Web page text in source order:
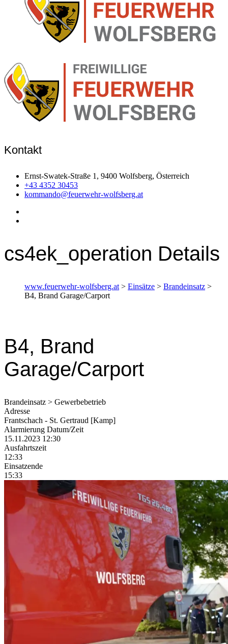
Kontakt
Ernst-Swatek-Straße 1, 9400 Wolfsberg, Österreich
+43 4352 30453
kommando@feuerwehr-wolfsberg.at
cs4ek_operation Details
www.feuerwehr-wolfsberg.at > Einsätze > Brandeinsatz >
B4, Brand Garage/Carport
B4, Brand
Garage/Carport
Brandeinsatz > Gewerbebetrieb
Adresse
Frantschach - St. Gertraud [Kamp]
Alarmierung Datum/Zeit
15.11.2023 12:30
Ausfahrtszeit
12:33
Einsatzende
15:33